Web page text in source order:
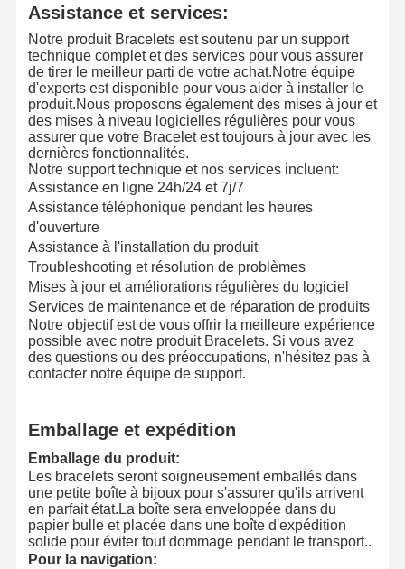
Visite De
L'usine
Contrôle De
La Qualité
Nous
Contacter
Nouvelles
Les Affaires Le Blog
Demandez
Un Devis
Des anneaux de diamants 18K
Un bracelet en or 18KT
Collier de pendentif de 18K
Des bracelets en or 18K
Des boucles d'oreilles en or de 18 carats
Broche en or de 18 carats
Un ensemble de bijoux de 18K
Un bracelet en diamant de 14K
Assistance et services:
Notre produit Bracelets est soutenu par un support
technique complet et des services pour vous assurer
de tirer le meilleur parti de votre achat.Notre équipe
d'experts est disponible pour vous aider à installer le
produit.Nous proposons également des mises à jour et
des mises à niveau logicielles régulières pour vous
assurer que votre Bracelet est toujours à jour avec les
dernières fonctionnalités.
Notre support technique et nos services incluent:
Assistance en ligne 24h/24 et 7j/7
Assistance téléphonique pendant les heures
d'ouverture
Assistance à l'installation du produit
Troubleshooting et résolution de problèmes
Mises à jour et améliorations régulières du logiciel
Services de maintenance et de réparation de produits
Notre objectif est de vous offrir la meilleure expérience
possible avec notre produit Bracelets. Si vous avez
des questions ou des préoccupations, n'hésitez pas à
contacter notre équipe de support.
Emballage et expédition
Emballage du produit:
Les bracelets seront soigneusement emballés dans
une petite boîte à bijoux pour s'assurer qu'ils arrivent
en parfait état.La boîte sera enveloppée dans du
papier bulle et placée dans une boîte d'expédition
solide pour éviter tout dommage pendant le transport..
Pour la navigation: